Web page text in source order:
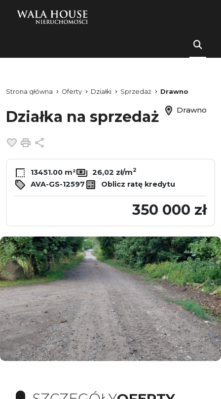
Strona główna Oferty Działki Sprzedaż Drawno
Działka na sprzedaż Drawno
Dodaj do ulubionych
Drukuj
13451.00 m² 26,02 zł/m2
AVA-GS-12597 Oblicz ratę kredytu
350 000 zł